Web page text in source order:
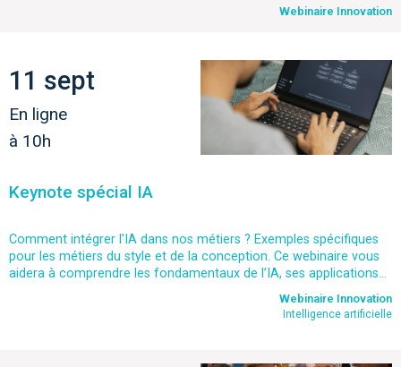
Webinaire Innovation
11 sept
En ligne
à 10h
Keynote spécial IA
Comment intégrer l'IA dans nos métiers ? Exemples spécifiques
pour les métiers du style et de la conception. Ce webinaire vous
aidera à comprendre les fondamentaux de l’IA, ses applications...
Webinaire Innovation
Intelligence artificielle